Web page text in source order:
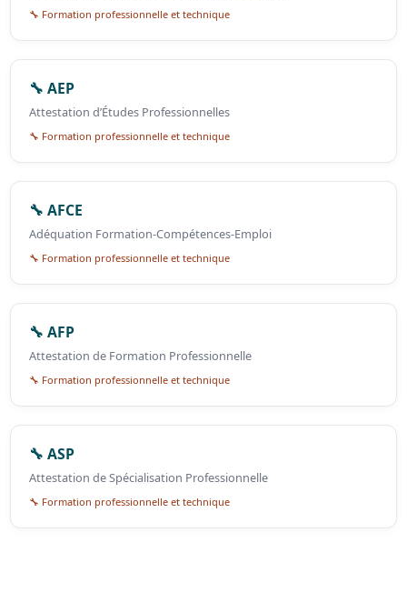
🔧 Formation professionnelle et technique
🔧 AEP
Attestation d’Études Professionnelles
🔧 Formation professionnelle et technique
🔧 AFCE
Adéquation Formation-Compétences-Emploi
🔧 Formation professionnelle et technique
🔧 AFP
Attestation de Formation Professionnelle
🔧 Formation professionnelle et technique
🔧 ASP
Attestation de Spécialisation Professionnelle
🔧 Formation professionnelle et technique